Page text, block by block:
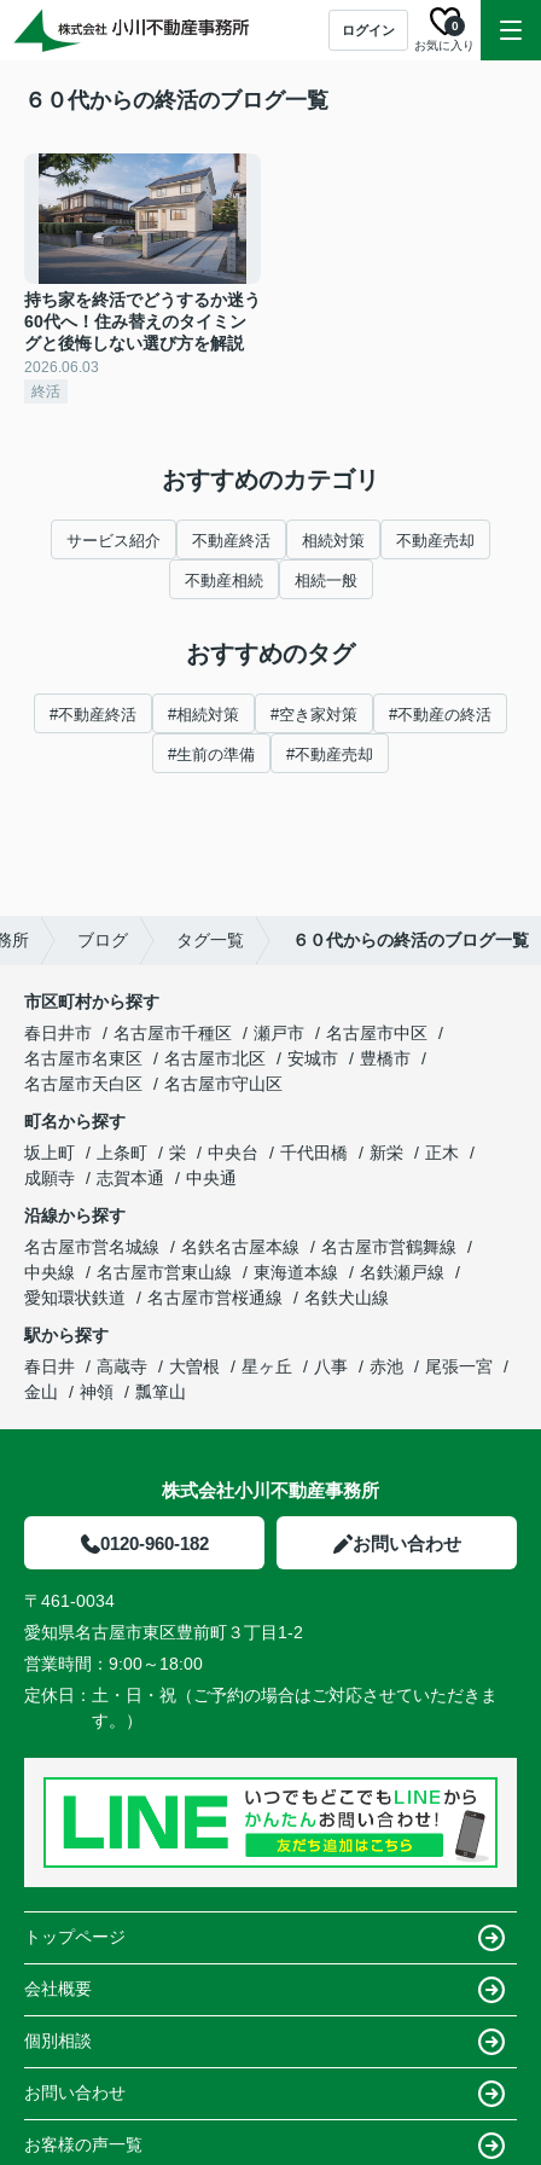
ログイン
お気に入り
0
６０代からの終活のブログ一覧
持ち家を終活でどうするか迷う
60代へ！住み替えのタイミン
グと後悔しない選び方を解説
2026.06.03
終活
おすすめのカテゴリ
サービス紹介 不動産終活 相続対策 不動産売却
不動産相続 相続一般
おすすめのタグ
#不動産終活 #相続対策 #空き家対策 #不動産の終活
#生前の準備 #不動産売却
所 ブログ タグ一覧 ６０代からの終活のブログ一覧
市区町村から探す
春日井市
名古屋市千種区 瀬戸市
名古屋市中区
名古屋市名東区
名古屋市北区 安城市
豊橋市
名古屋市天白区
名古屋市守山区
町名から探す
坂上町
上条町 栄 中央台 千代田橋 新栄
正木
成願寺
志賀本通
中央通
沿線から探す
名古屋市営名城線
名鉄名古屋本線
名古屋市営鶴舞線
中央線
名古屋市営東山線 東海道本線
名鉄瀬戸線
愛知環状鉄道
名古屋市営桜通線
名鉄犬山線
駅から探す
春日井
高蔵寺 大曽根 星ヶ丘 八事 赤池
尾張一宮
金山
神領 瓢箪山
株式会社小川不動産事務所
0120-960-182 お問い合わせ
〒461-0034
愛知県名古屋市東区豊前町３丁目1-2
営業時間： 9:00～18:00
定休日： 土・日・祝（ご予約の場合はご対応させていただきま
す。）
トップページ
会社概要
個別相談
お問い合わせ
お客様の声一覧